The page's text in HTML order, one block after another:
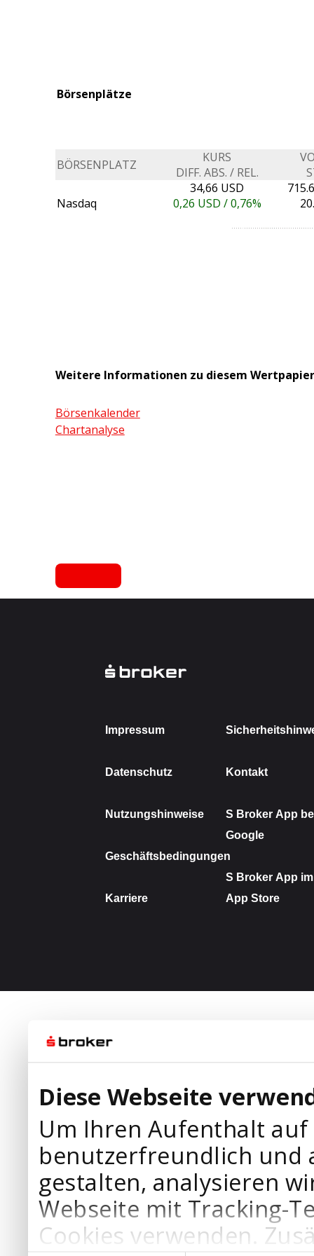
Diese Webseite
Um Ihren Aufenthalt
benutzerfreundlich und
gestalten, analysieren
Webseite mit Tracking-
Cookies verwenden.
Börsenplätze
BÖRSENPLATZ
KURS
DIFF. ABS. / REL.
Nasdaq
34,66 USD
0,26 USD /0,76%
Weitere Informationen zu diesem Wertpapier
Börsenkalender
Chartanalyse